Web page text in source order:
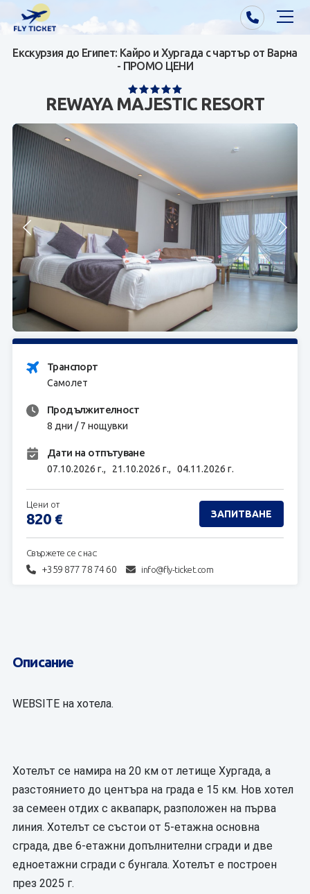
Почивки от Варна
Почивки от София/Пловдив/Бургас
Самолетни билети
Визи
Контакти
За нас
ЗАПИТВАНЕ
Екскурзия до Египет: Кайро и Хургада с чартър от Варна
- ПРОМО ЦЕНИ
REWAYA MAJESTIC RESORT
Транспорт
Самолет
Продължителност
8 дни / 7 нощувки
Дати на отпътуване
07.10.2026 г., 21.10.2026 г., 04.11.2026 г.
Свържете се с нас:
+359 877 78 74 60 info@fly-ticket.com
Цени от
820 € ЗАПИТВАНЕ
Описание
WEBSITE на хотела.
Хотелът се намира на 20 км от летище Хургада, а
разстоянието до центъра на града е 15 км. Нов хотел
за семеен отдих с аквапарк, разположен на първа
линия. Хотелът се състои от 5-етажна основна
сграда, две 6-етажни допълнителни сгради и две
едноетажни сгради с бунгала. Хотелът е построен
през 2025 г.